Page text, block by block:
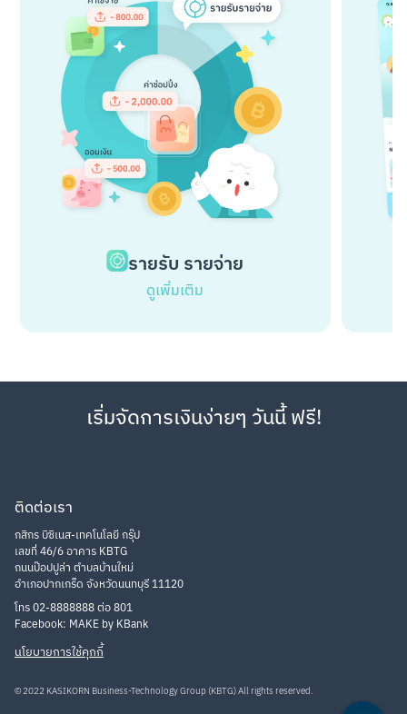
รายรับ รายจ่าย
ดูเพิ่มเติม
ติดต่อเรา
กสิกร บิซิเนส-เทคโนโลยี กรุ๊ป
เลขที่ 46/6 อาคาร KBTG
ถนนป๊อปปูล่า ตำบลบ้านใหม่
อำเภอปากเกร็ด จังหวัดนนทบุรี 11120
โทร 02-8888888 ต่อ 801
Facebook: MAKE by KBank
นโยบายการใช้คุกกี้
เริ่มจัดการเงินง่ายๆ วันนี้ ฟรี!
© 2022 KASIKORN Business-Technology Group (KBTG) All rights reserved.